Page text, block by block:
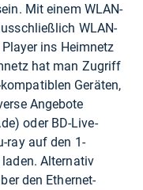
Mit einem WLAN-
WLAN-
ins Heimnetz
hat man Zugriff
Geräten,
Angebote
oder BD-Live-
ray auf den 1-
Alternativ
den Ethernet-